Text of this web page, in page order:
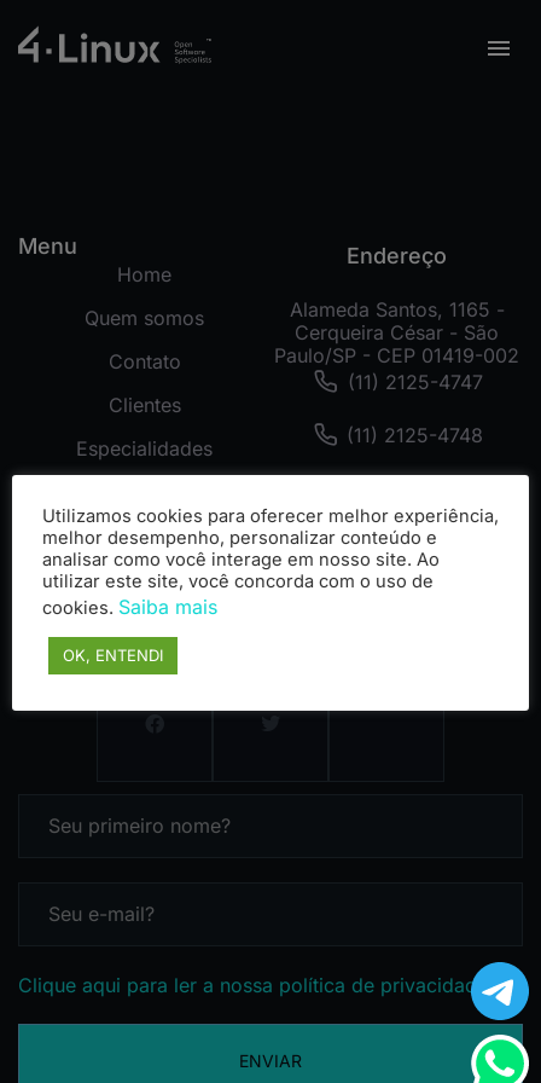
Menu
Home
Quem somos
Contato
Clientes
Especialidades
Cases
Endereço
Alameda Santos, 1165 -
Cerqueira César - São
Paulo/SP - CEP 01419-002
(11) 2125-4747
(11) 2125-4748
Clique aqui para ler a nossa política de privacidade
ENVIAR
Utilizamos cookies para oferecer melhor experiência,
melhor desempenho, personalizar conteúdo e
analisar como você interage em nosso site. Ao
utilizar este site, você concorda com o uso de
cookies. Saiba mais
OK, ENTENDI